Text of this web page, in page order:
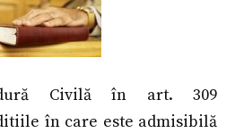
Civilă în art. 309
în care este admisibilă